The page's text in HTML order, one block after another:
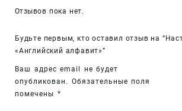
Отзывов пока нет.
Будьте первым, кто оставил отзыв на
«Английский алфавит»”
Ваш адрес email не будет
опубликован. Обязательные поля
помечены *